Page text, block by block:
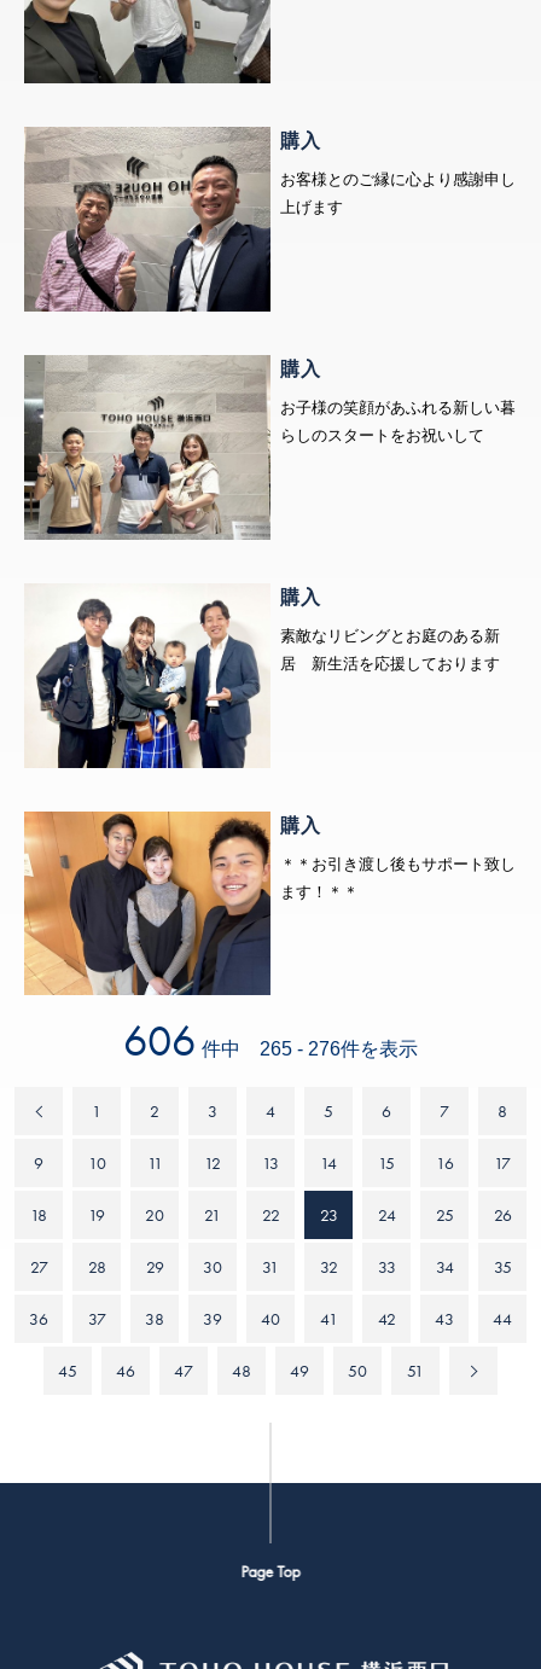
購入
お客様とのご縁に心より感謝申し
上げます
購入
お子様の笑顔があふれる新しい暮
らしのスタートをお祝いして
購入
素敵なリビングとお庭のある新
居 新生活を応援しております
購入
＊＊お引き渡し後もサポート致し
ます！＊＊
606 件中 265 - 276件を表示
1 2 3 4 5 6 7 8
9 10 11 12 13 14 15 16 17
18 19 20 21 22 23 24 25 26
27 28 29 30 31 32 33 34 35
36 37 38 39 40 41 42 43 44
45 46 47 48 49 50 51
Page Top